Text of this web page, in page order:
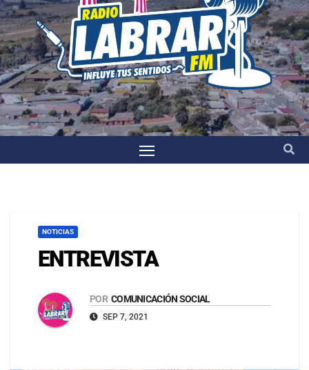
NOTICIAS
ENTREVISTA
POR COMUNICACIÓN SOCIAL
SEP 7, 2021